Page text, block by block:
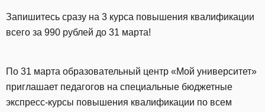
Запишитесь сразу на 3 курса повышения квалификации
всего за 990 рублей до 31 марта!
По 31 марта образовательный центр «Мой университет»
приглашает педагогов на специальные бюджетные
экспресс-курсы повышения квалификации по всем